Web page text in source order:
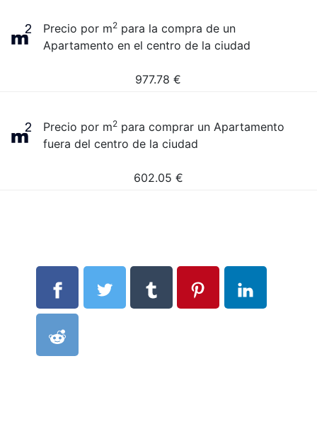
Precio por m2 para la compra de un
Apartamento en el centro de la ciudad
977.78 €
Precio por m2 para comprar un Apartamento
fuera del centro de la ciudad
602.05 €